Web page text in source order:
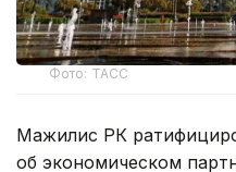
Фото: ТАСС
Мажилис РК
об экономическом